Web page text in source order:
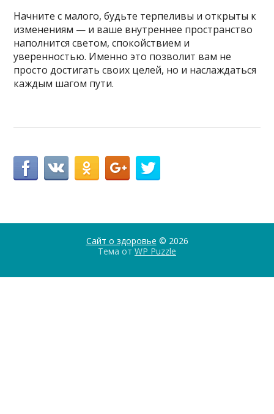
Начните с малого, будьте терпеливы и открыты к
изменениям — и ваше внутреннее пространство
наполнится светом, спокойствием и
уверенностью. Именно это позволит вам не
просто достигать своих целей, но и наслаждаться
каждым шагом пути.
Сайт о здоровье © 2026
Тема от WP Puzzle